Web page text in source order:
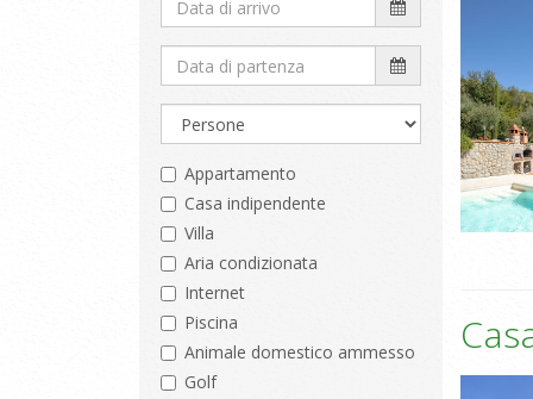
Appartamento
Casa indipendente
Villa
Aria condizionata
Internet
Piscina
Animale domestico ammesso
Golf